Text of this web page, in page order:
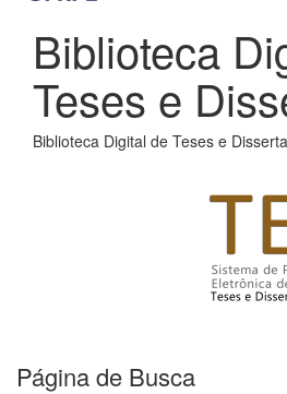
Biblioteca
Teses e
Biblioteca Digital de Teses e
Página de Busca